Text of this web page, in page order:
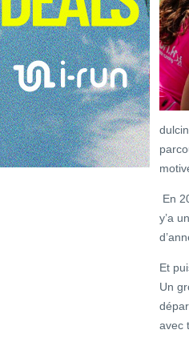
En
y’a
Et
Un
avec